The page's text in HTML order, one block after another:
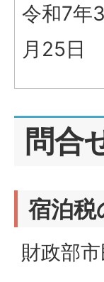
令和7年3
月25日
問合
宿泊税
財政部